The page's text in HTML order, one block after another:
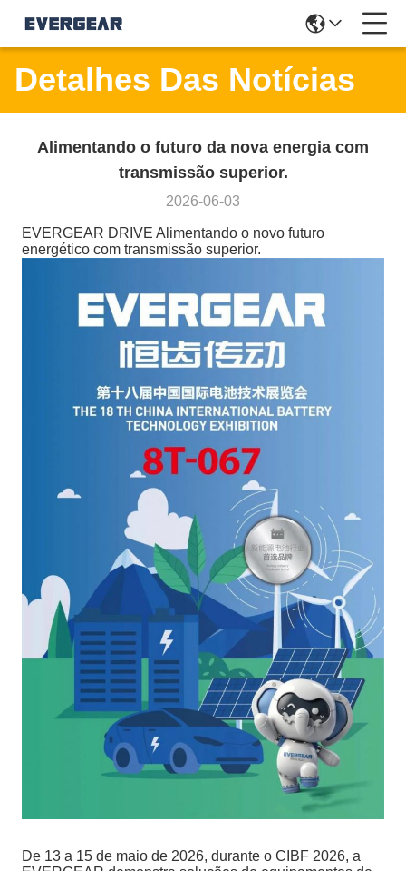
Detalhes Das Notícias
Alimentando o futuro da nova energia com
transmissão superior.
2026-06-03
EVERGEAR DRIVE Alimentando o novo futuro
energético com transmissão superior.
De 13 a 15 de maio de 2026, durante o CIBF 2026, a